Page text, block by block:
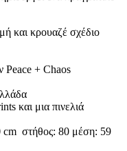
και κρουαζέ σχέδιο
Peace + Chaos
και μια πινελιά
cm στήθος: 80 μέση: 59